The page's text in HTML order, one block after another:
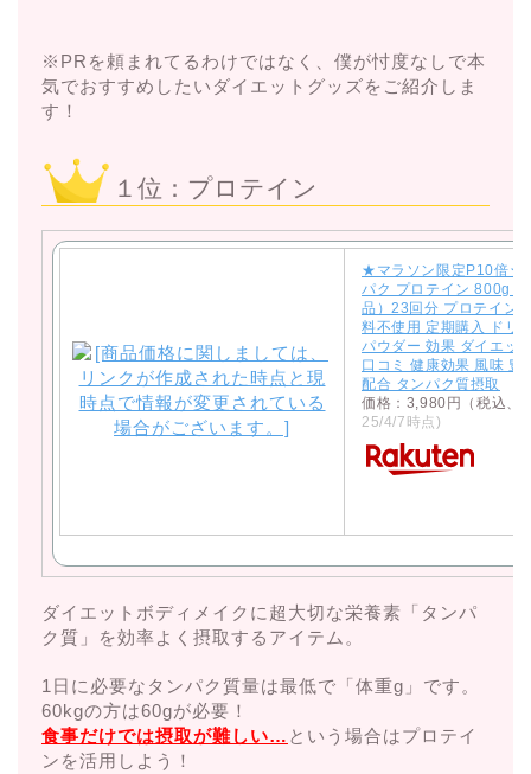
※PRを頼まれてるわけではなく、僕が忖度なしで本
気でおすすめしたいダイエットグッズをご紹介しま
す！
１位：プロテイン
★マラソン限定P10倍★
パク プロテイン 800g（
品）23回分 プロテイン
料不使用 定期購入 ドリ
パウダー 効果 ダイエッ
口コミ 健康効果 風味 豊
配合 タンパク質摂取
価格：3,980円（税込、
25/4/7時点)
ダイエットボディメイクに超大切な栄養素「タンパ
ク質」を効率よく摂取するアイテム。
1日に必要なタンパク質量は最低で「体重g」です。
60kgの方は60gが必要！
食事だけでは摂取が難しい… という場合はプロテイ
ンを活用しよう！